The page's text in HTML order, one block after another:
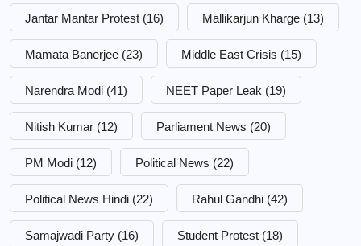
Jantar Mantar Protest (16) Mallikarjun Kharge (13)
Mamata Banerjee (23) Middle East Crisis (15)
Narendra Modi (41) NEET Paper Leak (19)
Nitish Kumar (12) Parliament News (20)
PM Modi (12) Political News (22)
Political News Hindi (22) Rahul Gandhi (42)
Samajwadi Party (16) Student Protest (18)